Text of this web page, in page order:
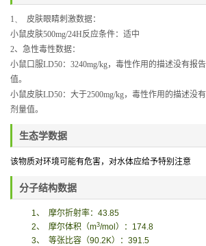
1、
皮肤眼睛刺激数据：
小鼠皮肤500mg/24H反应条件：适中
2、急性毒性数据：
小鼠口服LD50： 3240mg/kg，毒性作用的描述没有报
值。
小鼠皮肤LD50：大于2500mg/kg，毒性作用的描述没
剂量值。
生态学数据
该物质对环境可能有危害，对水体应给予特别注意
分子结构数据
1、 摩尔折射率： 43.85
2、 摩尔体积（m3/mol ） ： 174.8
3、 等张比容（90.2K）： 391.5